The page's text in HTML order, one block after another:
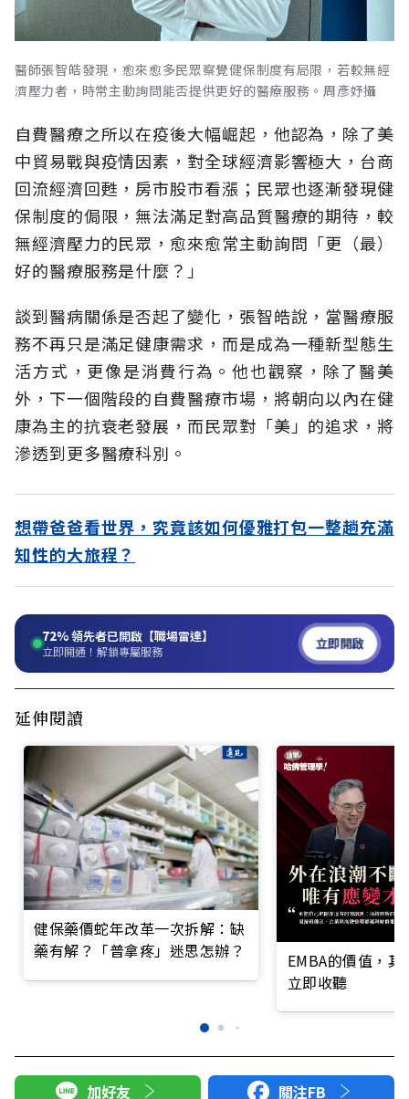
醫師張智皓發現，愈來愈多民眾察覺健保制度有局限，若較無經
濟壓力者，時常主動詢問能否提供更好的醫療服務。周彥妤攝
自費醫療之所以在疫後大幅崛起，他認為，除了美
中貿易戰與疫情因素，對全球經濟影響極大，台商
回流經濟回甦，房市股市看漲；民眾也逐漸發現健
保制度的侷限，無法滿足對高品質醫療的期待，較
無經濟壓力的民眾，愈來愈常主動詢問「更（最）
好的醫療服務是什麼？」
談到醫病關係是否起了變化，張智皓說，當醫療服
務不再只是滿足健康需求，而是成為一種新型態生
活方式，更像是消費行為。他也觀察，除了醫美
外，下一個階段的自費醫療市場，將朝向以內在健
康為主的抗衰老發展，而民眾對「美」的追求，將
滲透到更多醫療科別。
想帶爸爸看世界，究竟該如何優雅打包一整趟充滿
知性的大旅程？
72%領先者已開啟【職場雷達】
立即開通！解鎖專屬服務 立即開啟
延伸閱讀
健保藥價蛇年改革一次拆解：缺
藥有解？「普拿疼」迷思怎辦？
EMBA的價值，
立即收聽
加好友 關注FB